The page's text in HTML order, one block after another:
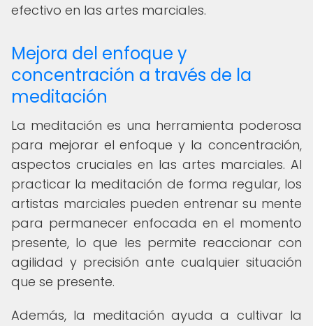
efectivo en las artes marciales.
Mejora del enfoque y
concentración a través de la
meditación
La meditación es una herramienta poderosa
para mejorar el enfoque y la concentración,
aspectos cruciales en las artes marciales. Al
practicar la meditación de forma regular, los
artistas marciales pueden entrenar su mente
para permanecer enfocada en el momento
presente, lo que les permite reaccionar con
agilidad y precisión ante cualquier situación
que se presente.
Además, la meditación ayuda a cultivar la